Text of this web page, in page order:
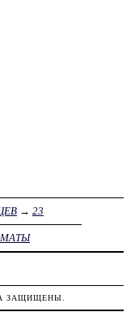
→ 23
ЗАЩИЩЕНЫ.